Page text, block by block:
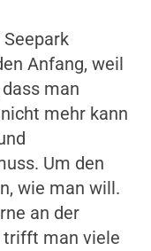
Anfang, weil
man
mehr kann
Um den
wie man will.
an der
trifft man viele